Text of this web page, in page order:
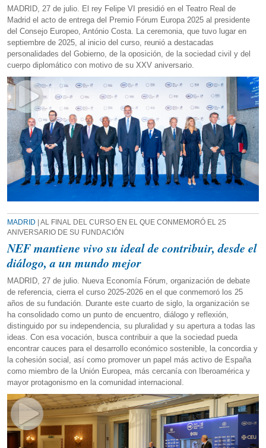
MADRID, 27 de julio. El rey Felipe VI presidió en el Teatro Real de
Madrid el acto de entrega del Premio Fórum Europa 2025 al presidente
del Consejo Europeo, António Costa. La ceremonia, que tuvo lugar en
septiembre de 2025, al inicio del curso, reunió a destacadas
personalidades del Gobierno, de la oposición, de la sociedad civil y del
cuerpo diplomático con motivo de su XXV aniversario.
MADRID | AL FINAL DEL CURSO EN EL QUE CONMEMORÓ EL 25
ANIVERSARIO DE SU FUNDACIÓN
NEF mantiene vivo su ideal de contribuir, desde el
diálogo, a un mundo mejor
MADRID, 27 de julio. Nueva Economía Fórum, organización de debate
de referencia, cierra el curso 2025-2026 en el que conmemoró los 25
años de su fundación. Durante este cuarto de siglo, la organización se
ha consolidado como un punto de encuentro, diálogo y reflexión,
distinguido por su independencia, su pluralidad y su apertura a todas las
ideas. Con esa vocación, busca contribuir a que la sociedad pueda
encontrar cauces para el desarrollo económico sostenible, la concordia y
la cohesión social, así como promover un papel más activo de España
como miembro de la Unión Europea, más cercanía con Iberoamérica y
mayor protagonismo en la comunidad internacional.